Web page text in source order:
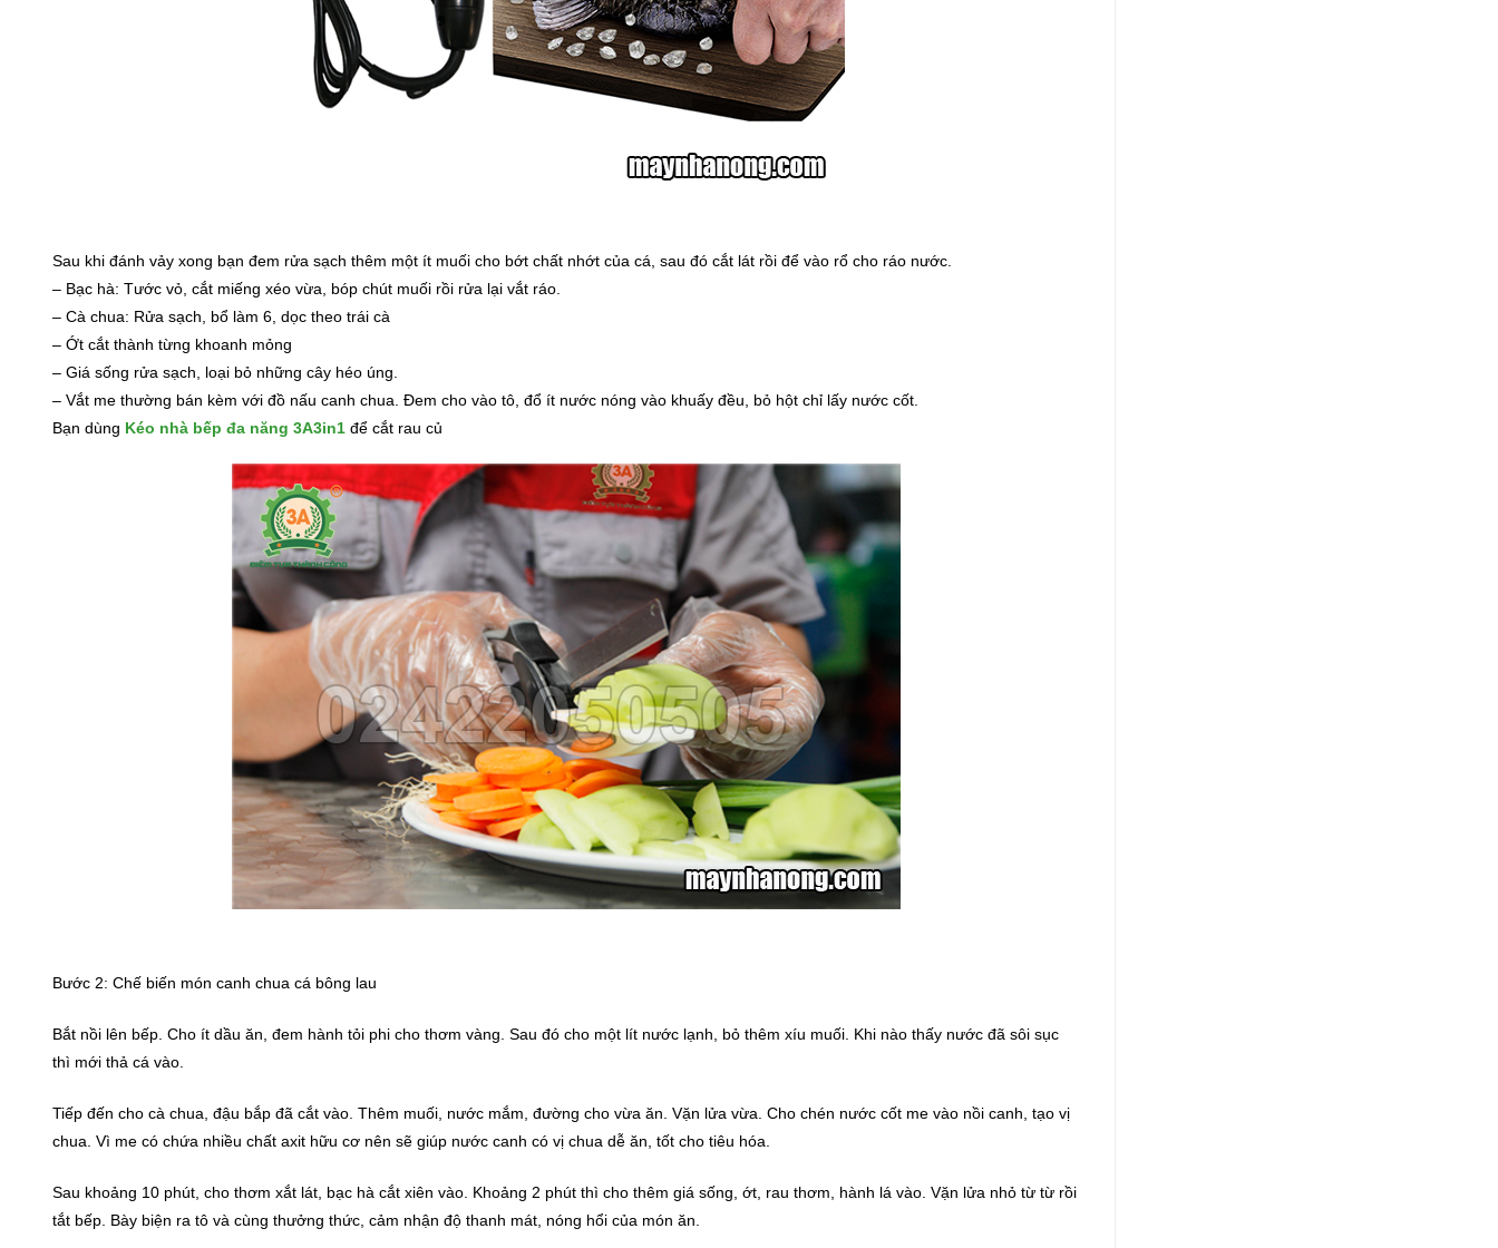
Sau khi đánh vảy xong bạn đem rửa sạch thêm một ít muối cho bớt chất nhớt của cá, sau đó cắt lát rồi để vào rổ cho ráo nước.
– Bạc hà: Tước vỏ, cắt miếng xéo vừa, bóp chút muối rồi rửa lại vắt ráo.
– Cà chua: Rửa sạch, bổ làm 6, dọc theo trái cà
– Ớt cắt thành từng khoanh mỏng
– Giá sống rửa sạch, loại bỏ những cây héo úng.
– Vắt me thường bán kèm với đồ nấu canh chua. Đem cho vào tô, đổ ít nước nóng vào khuấy đều, bỏ hột chỉ lấy nước cốt.
Bạn dùng Kéo nhà bếp đa năng 3A3in1 để cắt rau củ
Bước 2: Chế biến món canh chua cá bông lau
Bắt nồi lên bếp. Cho ít dầu ăn, đem hành tỏi phi cho thơm vàng. Sau đó cho một lít nước lạnh, bỏ thêm xíu muối. Khi nào thấy nước đã sôi sục
thì mới thả cá vào.
Tiếp đến cho cà chua, đậu bắp đã cắt vào. Thêm muối, nước mắm, đường cho vừa ăn. Vặn lửa vừa. Cho chén nước cốt me vào nồi canh, tạo vị
chua. Vì me có chứa nhiều chất axit hữu cơ nên sẽ giúp nước canh có vị chua dễ ăn, tốt cho tiêu hóa.
Sau khoảng 10 phút, cho thơm xắt lát, bạc hà cắt xiên vào. Khoảng 2 phút thì cho thêm giá sống, ớt, rau thơm, hành lá vào. Vặn lửa nhỏ từ từ rồi
tắt bếp. Bày biện ra tô và cùng thưởng thức, cảm nhận độ thanh mát, nóng hổi của món ăn.